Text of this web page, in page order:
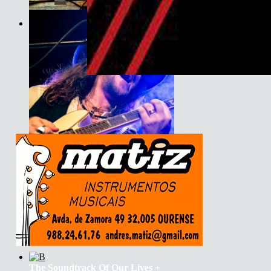
Son do Camiño
Basement Saints
The Soundtrack Of Our Lives +